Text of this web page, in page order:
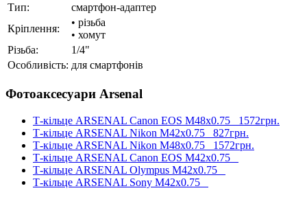
Тип:
смартфон-адаптер
Кріплення:
• різьба
• хомут
Різьба:
1/4"
Особливість: для смартфонів
Фотоаксесуари Arsenal
Т-кільце ARSENAL Canon EOS М48x0.75 1572грн.
Т-кільце ARSENAL Nikon М42x0.75 827грн.
Т-кільце ARSENAL Nikon М48x0.75 1572грн.
Т-кільце ARSENAL Canon EOS М42x0.75
Т-кільце ARSENAL Olympus М42x0.75
Т-кільце ARSENAL Sony М42x0.75